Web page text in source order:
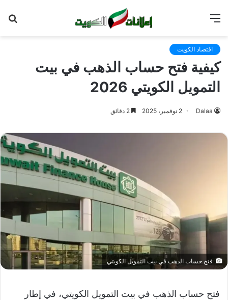
اقتصاد الكويت
كيفية فتح حساب الذهب في بيت
التمويل الكويتي 2026
Dalaa 2 نوفمبر، 2025
فتح حساب الذهب في بيت التمويل الكويتي
فتح حساب الذهب في بيت التمويل الكويتي، في إطار